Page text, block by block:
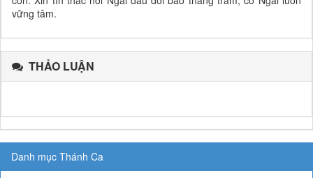
vững tâm.
THẢO LUẬN
Danh mục Thánh Ca